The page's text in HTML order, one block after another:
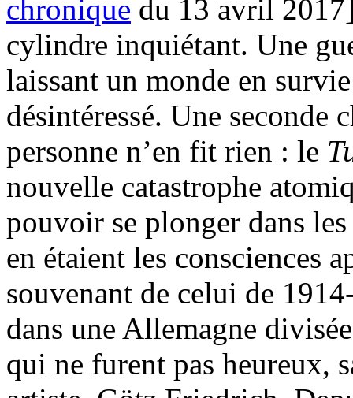
chronique du 13 avril
cylindre inquiétant. Une
laissant un monde en
désintéressé. Une seconde
personne n’en fit rien : le
nouvelle catastrophe
pouvoir se plonger dans
en étaient les consciences
souvenant de celui de
dans une Allemagne
qui ne furent pas heureux,